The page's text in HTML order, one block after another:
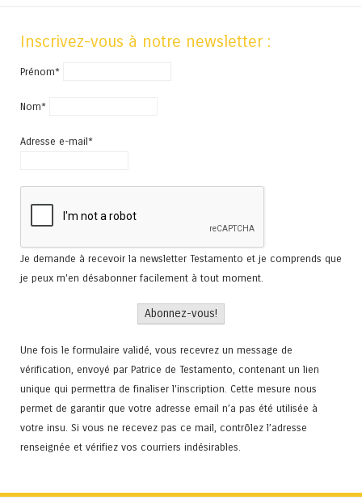
Inscrivez-vous à notre newsletter :
Prénom*
Nom*
Adresse e-mail*
Je demande à recevoir la newsletter Testamento et je comprends que
je peux m'en désabonner facilement à tout moment.
Une fois le formulaire validé, vous recevrez un message de
vérification, envoyé par Patrice de Testamento, contenant un lien
unique qui permettra de finaliser l'inscription. Cette mesure nous
permet de garantir que votre adresse email n’a pas été utilisée à
votre insu. Si vous ne recevez pas ce mail, contrôlez l’adresse
renseignée et vérifiez vos courriers indésirables.